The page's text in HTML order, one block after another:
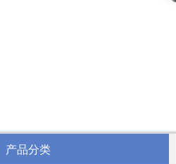
产品分类